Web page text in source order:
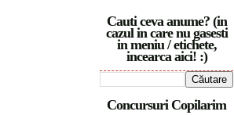
Cauti ceva anume? (in
cazul in care nu gasesti
in meniu / etichete,
incearca aici! :)
Concursuri Copilarim